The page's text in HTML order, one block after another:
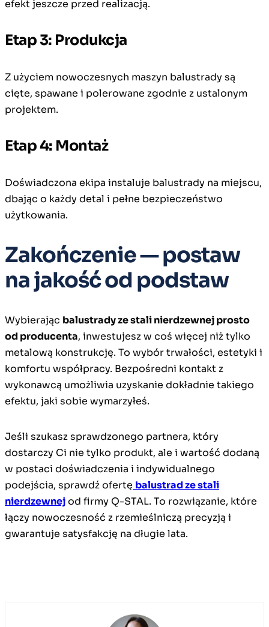
efekt jeszcze przed realizacją.
Etap 3: Produkcja
Z użyciem nowoczesnych maszyn balustrady są
cięte, spawane i polerowane zgodnie z ustalonym
projektem.
Etap 4: Montaż
Doświadczona ekipa instaluje balustrady na miejscu,
dbając o każdy detal i pełne bezpieczeństwo
użytkowania.
Zakończenie — postaw
na jakość od podstaw
Wybierając balustrady ze stali nierdzewnej prosto
od producenta, inwestujesz w coś więcej niż tylko
metalową konstrukcję. To wybór trwałości, estetyki i
komfortu współpracy. Bezpośredni kontakt z
wykonawcą umożliwia uzyskanie dokładnie takiego
efektu, jaki sobie wymarzyłeś.
Jeśli szukasz sprawdzonego partnera, który
dostarczy Ci nie tylko produkt, ale i wartość dodaną
w postaci doświadczenia i indywidualnego
podejścia, sprawdź ofertę balustrad ze stali
nierdzewnejod firmy Q-STAL. To rozwiązanie, które
łączy nowoczesność z rzemieślniczą precyzją i
gwarantuje satysfakcję na długie lata.